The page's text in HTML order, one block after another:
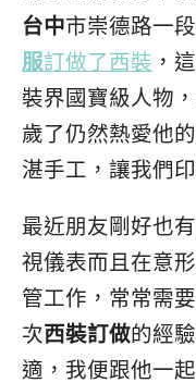
台中市崇德路一
服訂做了西裝 ，
裝界國寶級人物
歲了仍然熱愛他
湛手工，讓我們
最近朋友剛好也有
視儀表而且在意
管工作，常常需
次西裝訂做的經
適，我便跟他一起